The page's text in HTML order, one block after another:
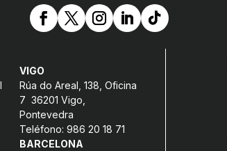
VIGO
Rúa do Areal, 138, Oficina
7 36201 Vigo,
Pontevedra
Teléfono: 986 20 18 71
BARCELONA